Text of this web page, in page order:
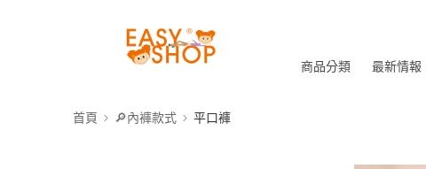
商品分類 最新情報
首頁 🔎內褲款式 平口褲